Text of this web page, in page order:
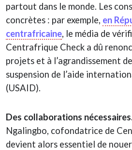
partout dans le monde. Les
concrètes : par exemple, en
centrafricaine, le média de
Centrafrique Check a dû
projets et à l’agrandissement
suspension de l’aide
(USAID).
Des collaborations
Ngalingbo, cofondatrice de
devient alors essentiel de